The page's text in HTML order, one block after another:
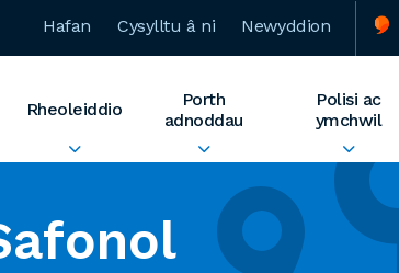
Hafan Cysylltu â ni Newyddion
Rheoleiddio
Porth
adnoddau
Polisi ac
ymchwil